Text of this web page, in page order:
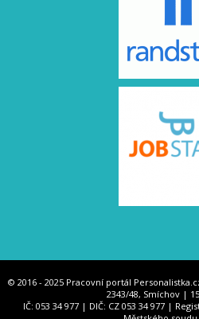
© 2016 - 2025 Pracovní portál
2343/48, Smíchov |
IČ: 053 34 977 | DIČ: CZ 053 34 977 |